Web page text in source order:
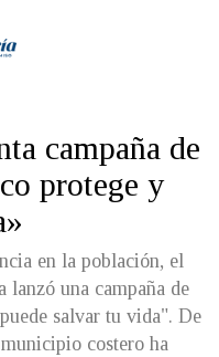
campaña de
protege y
en la población, el
una campaña de
salvar tu vida". De
costero ha